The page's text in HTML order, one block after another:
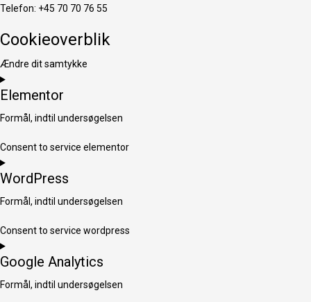
Telefon: +45 70 70 76 55
Cookieoverblik
Ændre dit samtykke
Elementor
Formål, indtil undersøgelsen
Consent to service elementor
WordPress
Formål, indtil undersøgelsen
Consent to service wordpress
Google Analytics
Formål, indtil undersøgelsen